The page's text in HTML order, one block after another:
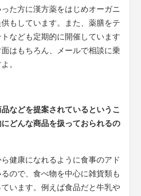
た方に漢方薬をはじめオーガニ
もしています。また、薬膳をテ
なども定期的に開催しています
はもちろん、メールで相談に乗
。
などを提案されているというこ
どんな商品を扱っておられるの
健康になれるように食事のアド
ので、食べ物を中心に雑貨類も
います。例えば食品だと牛乳や